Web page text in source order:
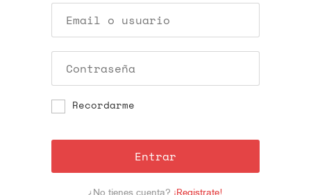
Recordarme
Entrar
¿No tienes cuenta? ¡Registrate!